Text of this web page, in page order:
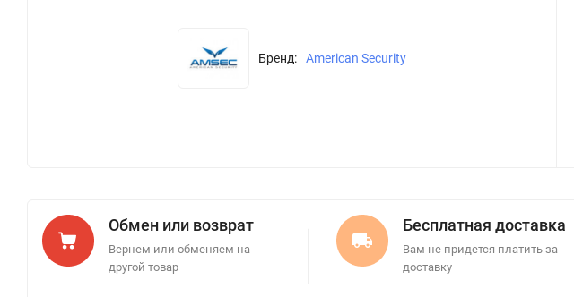
Бренд: American Security
Обмен или возврат
Вернем или обменяем на
другой товар
Бесплатная доставка
Вам не придется платить за
доставку